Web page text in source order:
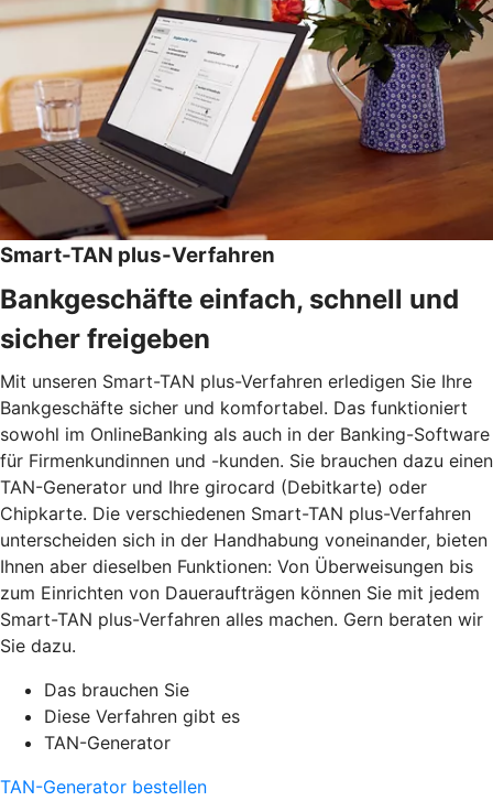
Smart-TAN plus-Verfahren
Bankgeschäfte einfach, schnell und
sicher freigeben
Mit unseren Smart-TAN plus-Verfahren erledigen Sie Ihre
Bankgeschäfte sicher und komfortabel. Das funktioniert
sowohl im OnlineBanking als auch in der Banking-Software
für Firmenkundinnen und -kunden. Sie brauchen dazu einen
TAN-Generator und Ihre girocard (Debitkarte) oder
Chipkarte. Die verschiedenen Smart-TAN plus-Verfahren
unterscheiden sich in der Handhabung voneinander, bieten
Ihnen aber dieselben Funktionen: Von Überweisungen bis
zum Einrichten von Daueraufträgen können Sie mit jedem
Smart-TAN plus-Verfahren alles machen. Gern beraten wir
Sie dazu.
Das brauchen Sie
Diese Verfahren gibt es
TAN-Generator
TAN-Generator bestellen